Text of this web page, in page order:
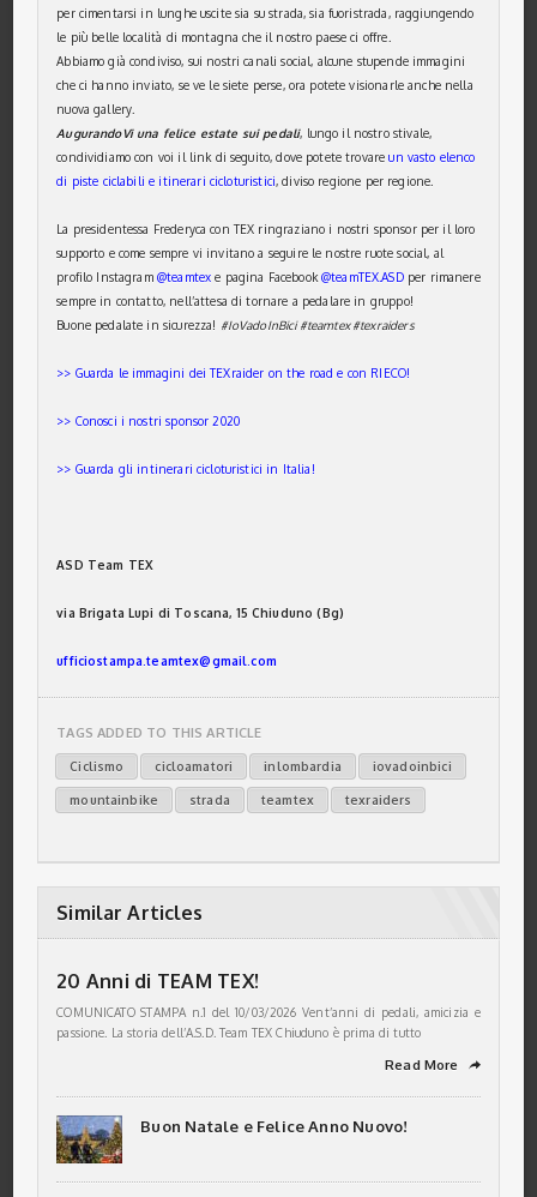
per cimentarsi in lunghe uscite sia su strada, sia fuoristrada, raggiungendo
le più belle località di montagna che il nostro paese ci offre.
Abbiamo già condiviso, sui nostri canali social, alcune stupende immagini
che ci hanno inviato, se ve le siete perse, ora potete visionarle anche nella
nuova gallery.
AugurandoVi una felice estate sui pedali, lungo il nostro stivale,
condividiamo con voi il link di seguito, dove potete trovareun vasto elenco
di piste ciclabili e itinerari cicloturistici, diviso regione per regione.
La presidentessa Frederyca con TEX ringraziano i nostri sponsor per il loro
supporto e come sempre vi invitano a seguire le nostre ruote social, al
profilo Instagram @teamtex e pagina Facebook @teamTEX.ASDper rimanere
sempre in contatto, nell’attesa di tornare a pedalare in gruppo!
Buone pedalate in sicurezza! #IoVadoInBici #teamtex #texraiders
>> Guarda le immagini dei TEXraider on the road e con RIECO!
>> Conosci i nostri sponsor 2020
>> Guarda gli intinerari cicloturistici in Italia!
ASD Team TEX
via Brigata Lupi di Toscana, 15 Chiuduno (Bg)
ufficiostampa.teamtex@gmail.com
TAGS ADDED TO THIS ARTICLE
Ciclismo cicloamatori inlombardia iovadoinbici
mountainbike strada teamtex texraiders
Similar Articles
20 Anni di TEAM TEX!
COMUNICATO STAMPA n.1 del 10/03/2026 Vent’anni di pedali, amicizia e
passione. La storia dell’A.S.D. Team TEX Chiuduno è prima di tutto
Read More ➦
Buon Natale e Felice Anno Nuovo!